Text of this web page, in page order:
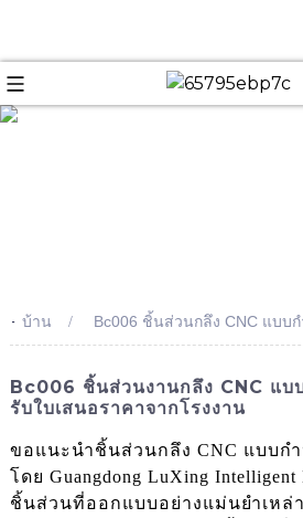
+86
- บ้าน Bc006 ชิ้นส่วนกลึง CNC แบบก
Bc006 ชิ้นส่วนงานกลึง CNC แบ
รับใบเสนอราคาจากโรงงาน
ขอแนะนำชิ้นส่วนกลึง CNC แบบกำ
โดย Guangdong LuXing Intelligent
ชิ้นส่วนที่ออกแบบอย่างแม่นยำเหล่